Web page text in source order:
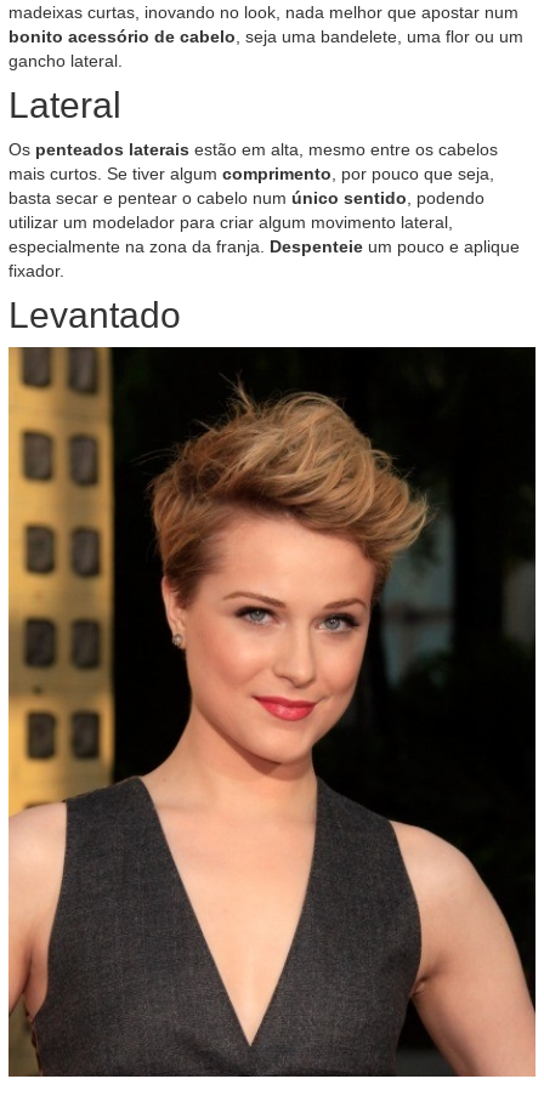
madeixas curtas, inovando no look, nada melhor que apostar num
bonito acessório de cabelo , seja uma bandelete, uma flor ou um
gancho lateral.
Lateral
Os penteados laterais estão em alta, mesmo entre os cabelos
mais curtos. Se tiver algum comprimento , por pouco que seja,
basta secar e pentear o cabelo num único sentido , podendo
utilizar um modelador para criar algum movimento lateral,
especialmente na zona da franja. Despenteie um pouco e aplique
fixador.
Levantado